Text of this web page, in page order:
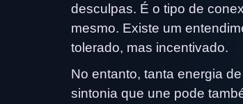
desculpas. É o tipo de
mesmo. Existe um
tolerado, mas incentivado.
No entanto, tanta energia
sintonia que une pode